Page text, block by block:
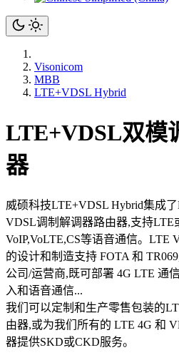
Visonicom
MBB
LTE+VDSL Hybrid
LTE+VDSL双模
器
威硕科技LTE+VDSL Hybrid集成
VDSL调制解调器路由器,支持LTE
VoIP,VoLTE,CS等语音通信。LTE
的设计和制造支持 FOTA 和
公司/运营商,既可部署 4G LTE 通
入和语音通信...
我们可以定制和生产零售包装的
由器,或为我们所有的 LTE 4G 和
器提供SKD或CKD服务。